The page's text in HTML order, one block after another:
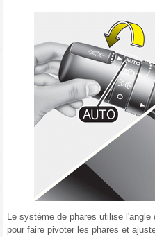
Le système de phares utilise
pour faire pivoter les phares et